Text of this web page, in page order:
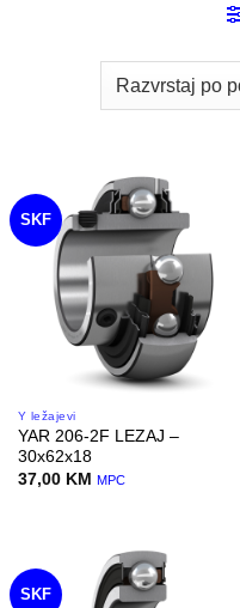
SKF
Y ležajevi
YAR 206-2F LEZAJ –
30x62x18
37,00 KM MPC
SKF